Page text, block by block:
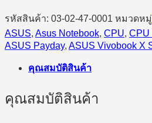
รหัสสินค้า: 03-02-47-0001 หมวดห
ASUS, Asus Notebook, CPU, CPU
ASUS Payday, ASUS Vivobook X
คุณสมบัติสินค้า
คุณสมบัติสินค้า